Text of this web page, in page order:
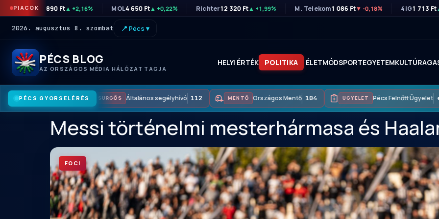
PIACOK
OTP46 890 Ft▲ +2,16% MOL4 650 Ft▲ +0,22% Richter12 320 Ft▲ +1,99% M. Telekom1 086 Ft▼ -0,18% 4iG1 713 Ft
2026. augusztus 8. szombat 📍 Pécs ▾
PÉCS BLOG
AZ ORSZÁGOS MÉDIA HÁLÓZAT TAGJA
HELYI ÉRTÉK POLITIKA ÉLETMÓDSPORTEGYETEMKULTÚRA
PÉCS GYORSELÉRÉS SÜRGŐS Általános segélyhívó 112 MENTŐ Országos Mentő 104 ÜGYELET Pécs Felnőtt Ügyelet
Messi történelmi mesterhármasa és
FOCI